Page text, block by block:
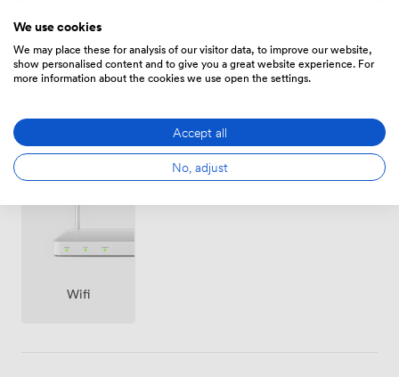
Zeitplan
Von112.00000000000001/Stunde
Ausstattungen
Wifi
We use cookies
We may place these for analysis of our visitor data, to improve our website,
show personalised content and to give you a great website experience. For
more information about the cookies we use open the settings.
Accept all
No, adjust